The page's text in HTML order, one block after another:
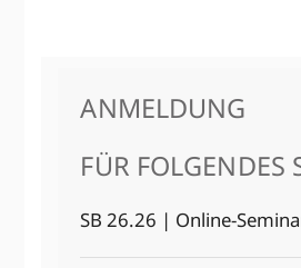
ANMELDUNG
FÜR FOLGENDES
SB 26.26 | Online-